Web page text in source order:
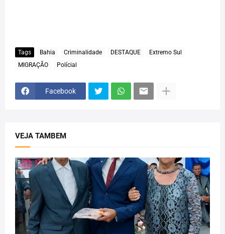
Tags Bahia Criminalidade DESTAQUE
Extremo Sul
MIGRAÇÃO
Polícial
Facebook
VEJA TAMBEM